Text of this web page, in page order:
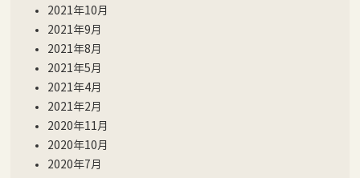
2021年10月
2021年9月
2021年8月
2021年5月
2021年4月
2021年2月
2020年11月
2020年10月
2020年7月